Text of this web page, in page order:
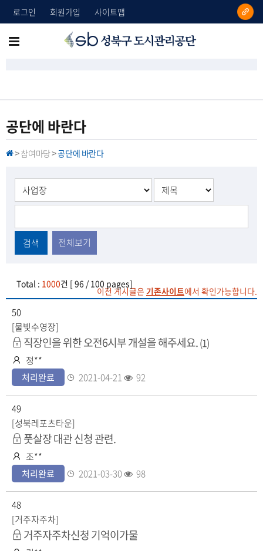
로그인 회원가입 사이트맵
리
공
단
메
보
기
공단에 바란다
H > 참여마당>공단에 바란다
검색 전체보기
Total : 1000건 [ 96 / 100 pages]
이전 게시글은 기존사이트에서 확인가능합니다.
50
[물빛수영장]
비
공
개
직장인을 위한 오전6시부 개설을 해주세요.댓
글
(1)
작
성
자
정**
처리완료
등
2021-04-21
조
92
49
[성북레포츠타운]
비
공
개
풋살장 대관 신청 관련.
작
성
자
조**
처리완료
등
2021-03-30
조
98
48
[거주자주차]
비
공
거주자주차신청 기억이가물